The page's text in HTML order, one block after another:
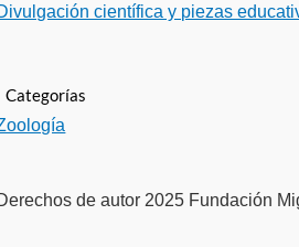
científica y piezas
Categorías
de autor 2025 Fundación